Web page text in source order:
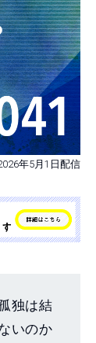
年5月1日配信
独は結
いのか